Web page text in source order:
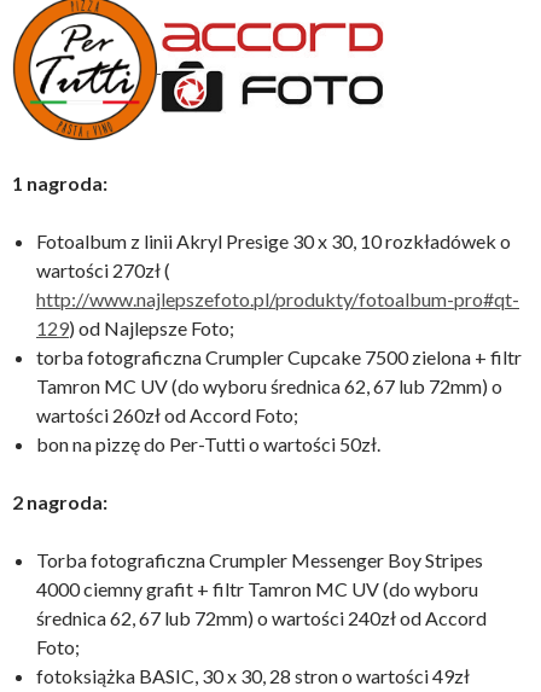
1 nagroda:
Fotoalbum z linii Akryl Presige 30 x 30, 10 rozkładówek o
wartości 270zł (
http://www.najlepszefoto.pl/produkty/fotoalbum-pro#qt-
129) od Najlepsze Foto;
torba fotograficzna Crumpler Cupcake 7500 zielona + filtr
Tamron MC UV (do wyboru średnica 62, 67 lub 72mm) o
wartości 260zł od Accord Foto;
bon na pizzę do Per-Tutti o wartości 50zł.
2 nagroda:
Torba fotograficzna Crumpler Messenger Boy Stripes
4000 ciemny grafit + filtr Tamron MC UV (do wyboru
średnica 62, 67 lub 72mm) o wartości 240zł od Accord
Foto;
fotoksiążka BASIC, 30 x 30, 28 stron o wartości 49zł